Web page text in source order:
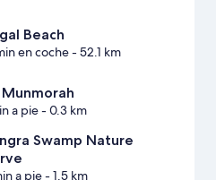
Beach
en coche- 52.1 km
Munmorah
a pie- 0.3 km
Swamp Nature
a pie- 1.5 km